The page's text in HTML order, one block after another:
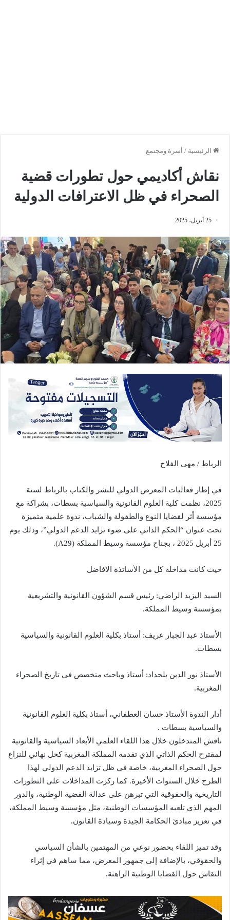
الرئيسية / أسرة ومجتمع
نقاش أكاديمي حول تطورات قضية
الصحراء في ظل الاعترافات الدولية
25 أبريل، 2025
الرباط / مهى الفلاح
في إطار فعاليات المعرض الدولي للنشر والكتاب بالرباط لسنة
2025، نظمت كلية العلوم القانونية والسياسية بسطات، بشراكة مع
مؤسسة أثر لقضايا النوع والطفولة والشباب، ندوة علمية متميزة
تحت عنوان “الحكم الذاتي على ضوء تزايد الدعم الدولي”، وذلك يوم
25 أبريل 2025 ، بجناح مؤسسة وسيط المملكة (A29).
حيث كانت مداخلة كل من الأساتذة الافاضل
السيد اليزيد الراضي: رئيس قسم الشؤون القانونية والتشريعية
بمؤسسة وسيط المملكة.
الأستاذ عبد الجبار عريف: أستاذ بكلية العلوم القانونية والسياسية
بسطات.
الأستاذ نور الدين بلحداد: أستاذ وباحث متخصص في تاريخ الصحراء
المغربية.
أدار الندوة الأستاذ حسان العطفاني، أستاذ بكلية العلوم القانونية
والسياسية بسطات .
ناقش المتدخلون خلال هذا اللقاء العلمي الأبعاد السياسية والقانونية
لمقترح الحكم الذاتي الذي تقدمه المملكة المغربية كحل نهائي للنزاع
حول الصحراء المغربية، خاصة في ظل تزايد الدعم الدولي لهذا
الطرح خلال السنوات الأخيرة. كما ركزت المداخلات على التطورات
التاريخية والحقوقية التي تبرهن على عدالة القضية الوطنية، والدور
المهم الذي تلعبه المؤسسات الوطنية، مثل مؤسسة وسيط المملكة،
في تعزيز مبادئ الحكامة الجيدة وسيادة القانون.
وقد تميز اللقاء بحضور نوعي من المهتمين بالشأن السياسي
والحقوقي، بالإضافة إلى جمهور المعرض، مما ساهم في إثراء
النقاش حول القضايا الوطنية الراهنة.